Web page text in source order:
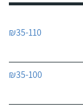
₪35-110
₪35-100